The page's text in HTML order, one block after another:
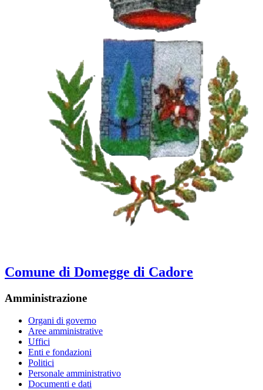
Comune di Domegge di Cadore
Amministrazione
Organi di governo
Aree amministrative
Uffici
Enti e fondazioni
Politici
Personale amministrativo
Documenti e dati